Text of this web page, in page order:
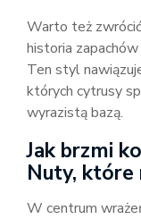
Warto też
historia
Ten styl
których cytrusy
wyrazistą bazą.
Jak brzmi
Nuty, które
W centrum